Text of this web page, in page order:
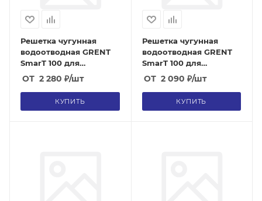
Решетка чугунная
водоотводная GRENT
SmarT 100 для
бетонных лотков
(класс E600)
ОТ 2 280 ₽/шт
КУПИТЬ
Решетка чугунная
водоотводная GRENT
SmarT 100 для
бетонных лотков
(класс D400)
ОТ 2 090 ₽/шт
КУПИТЬ